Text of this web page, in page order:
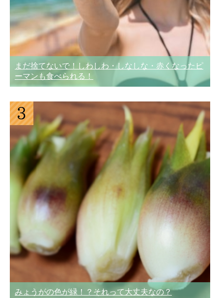
まだ捨てないで！しわしわ・しなしな・赤くなったピ
ーマンも食べられる！
みょうがの色が緑！？それって大丈夫なの？